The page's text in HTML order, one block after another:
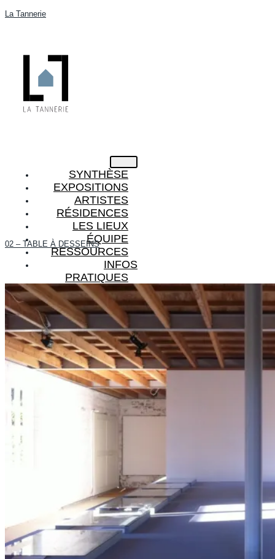
La Tannerie
SYNTHÈSE
EXPOSITIONS
ARTISTES
RÉSIDENCES
LES LIEUX
ÉQUIPE
RESSOURCES
INFOS
PRATIQUES
X
02 – TABLE À DESSEINS